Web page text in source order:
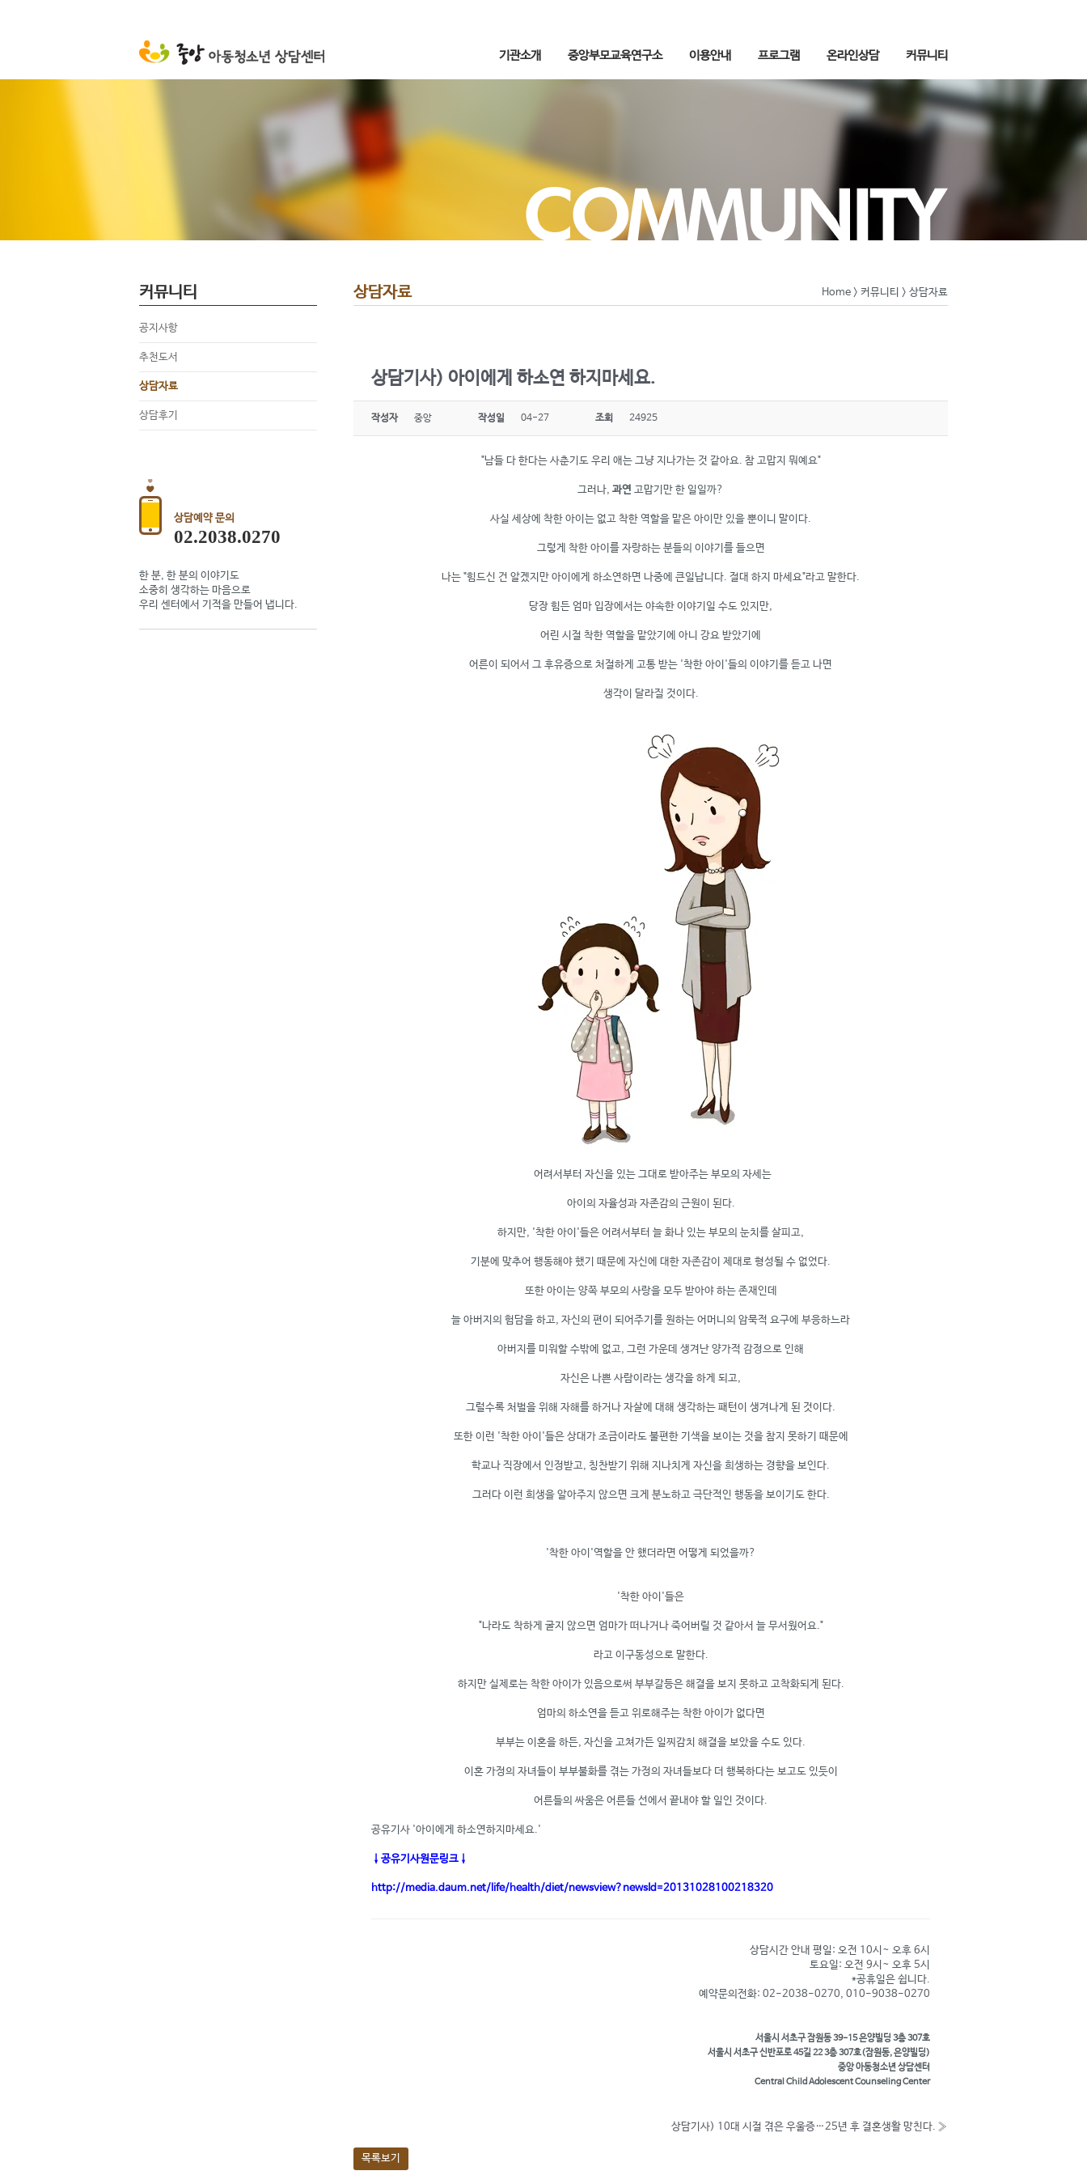
기관소개 중앙부모교육연구소 이용안내 프로그램 온라인상담 커뮤니티
커뮤니티
공지사항
추천도서
상담자료
상담후기
상담예약 문의
02.2038.0270
한 분, 한 분의 이야기도
소중히 생각하는 마음으로
우리 센터에서 기적을 만들어 냅니다.
상담자료 Home > 커뮤니티 > 상담자료
상담기사) 아이에게 하소연 하지마세요.
작성자 중앙 작성일 04-27 조회 24925
"남들 다 한다는 사춘기도 우리 애는 그냥 지나가는 것 같아요. 참 고맙지 뭐예요"
그러나, 과연 고맙기만 한 일일까?
사실 세상에 착한 아이는 없고 착한 역할을 맡은 아이만 있을 뿐이니 말이다.
그렇게 착한 아이를 자랑하는 분들의 이야기를 들으면
나는 "힘드신 건 알겠지만 아이에게 하소연하면 나중에 큰일납니다. 절대 하지 마세요"라고 말한다.
당장 힘든 엄마 입장에서는 야속한 이야기일 수도 있지만,
어린 시절 착한 역할을 맡았기에 아니 강요 받았기에
어른이 되어서 그 후유증으로 처절하게 고통 받는 '착한 아이'들의 이야기를 듣고 나면
생각이 달라질 것이다.
어려서부터 자신을 있는 그대로 받아주는 부모의 자세는
아이의 자율성과 자존감의 근원이 된다.
하지만, '착한 아이'들은 어려서부터 늘 화나 있는 부모의 눈치를 살피고,
기분에 맞추어 행동해야 했기 때문에 자신에 대한 자존감이 제대로 형성될 수 없었다.
또한 아이는 양쪽 부모의 사랑을 모두 받아야 하는 존재인데
늘 아버지의 험담을 하고, 자신의 편이 되어주기를 원하는 어머니의 암묵적 요구에 부응하느라
아버지를 미워할 수밖에 없고, 그런 가운데 생겨난 양가적 감정으로 인해
자신은 나쁜 사람이라는 생각을 하게 되고,
그럴수록 처벌을 위해 자해를 하거나 자살에 대해 생각하는 패턴이 생겨나게 된 것이다.
또한 이런 '착한 아이'들은 상대가 조금이라도 불편한 기색을 보이는 것을 참지 못하기 때문에
학교나 직장에서 인정받고, 칭찬받기 위해 지나치게 자신을 희생하는 경향을 보인다.
그러다 이런 희생을 알아주지 않으면 크게 분노하고 극단적인 행동을 보이기도 한다.
'착한 아이'역할을 안 했더라면 어떻게 되었을까?
'착한 아이'들은
"나라도 착하게 굴지 않으면 엄마가 떠나거나 죽어버릴 것 같아서 늘 무서웠어요."
라고 이구동성으로 말한다.
하지만 실제로는 착한 아이가 있음으로써 부부갈등은 해결을 보지 못하고 고착화되게 된다.
엄마의 하소연을 듣고 위로해주는 착한 아이가 없다면
부부는 이혼을 하든, 자신을 고쳐가든 일찌감치 해결을 보았을 수도 있다.
이혼 가정의 자녀들이 부부불화를 겪는 가정의 자녀들보다 더 행복하다는 보고도 있듯이
어른들의 싸움은 어른들 선에서 끝내야 할 일인 것이다.
공유기사 '아이에게 하소연하지마세요.'
↓공유기사원문링크↓
http://media.daum.net/life/health/diet/newsview?newsId=20131028100218320
상담시간 안내 평일: 오전 10시~ 오후 6시
토요일: 오전 9시~ 오후 5시
*공휴일은 쉽니다.
예약문의전화: 02-2038-0270, 010-9038-0270
서울시 서초구 잠원동 39-15 은양빌딩 3층 307호
서울시 서초구 신반포로 45길 22 3층 307호(잠원동, 은양빌딩)
중앙 아동청소년 상담센터
Central Child Adolescent Counseling Center
상담기사) 10대 시절 겪은 우울증…25년 후 결혼생활 망친다. »
목록보기